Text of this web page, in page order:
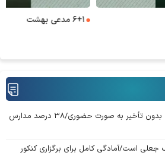
بازگشایی مدارس در مهرماه، بدون تأخیر به صورت حضوری/۳۸ درصد مدارس
است/آمادگی کامل برای برگزاری کنکور